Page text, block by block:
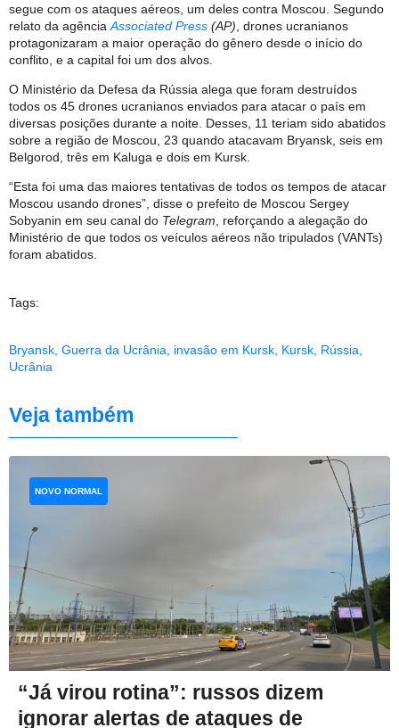
segue com os ataques aéreos, um deles contra Moscou. Segundo
relato da agência Associated Press (AP) , drones ucranianos
protagonizaram a maior operação do gênero desde o início do
conflito, e a capital foi um dos alvos.
O Ministério da Defesa da Rússia alega que foram destruídos
todos os 45 drones ucranianos enviados para atacar o país em
diversas posições durante a noite. Desses, 11 teriam sido abatidos
sobre a região de Moscou, 23 quando atacavam Bryansk, seis em
Belgorod, três em Kaluga e dois em Kursk.
“Esta foi uma das maiores tentativas de todos os tempos de atacar
Moscou usando drones”, disse o prefeito de Moscou Sergey
Sobyanin em seu canal do Telegram, reforçando a alegação do
Ministério de que todos os veículos aéreos não tripulados (VANTs)
foram abatidos.
Tags:
Bryansk Guerra da Ucrânia invasão em Kursk Kursk Rússia
Ucrânia
Veja também
“Já virou rotina”: russos dizem
ignorar alertas de ataques de
NOVO NORMAL